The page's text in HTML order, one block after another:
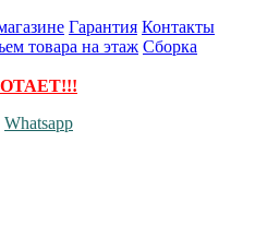
Гарантия Контакты
товара на этаж Сборка
Whatsapp